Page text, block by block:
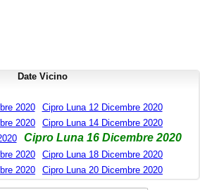
Date Vicino
2020
Cipro Luna 12 Dicembre 2020
2020
Cipro Luna 14 Dicembre 2020
Cipro Luna 16 Dicembre 2020
2020
Cipro Luna 18 Dicembre 2020
2020
Cipro Luna 20 Dicembre 2020